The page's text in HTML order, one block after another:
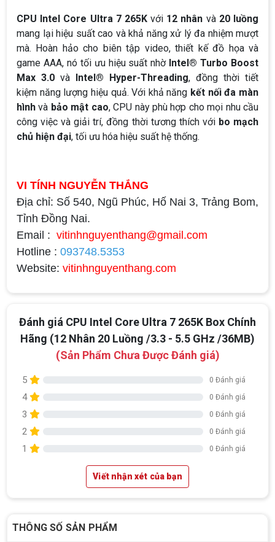
CPU Intel Core Ultra 7 265Kvới 12 nhân và 20 luồng
mang lại hiệu suất cao và khả năng xử lý đa nhiệm mượt
mà. Hoàn hảo cho biên tập video, thiết kế đồ họa và
game AAA, nó tối ưu hiệu suất nhờ Intel® Turbo Boost
Max 3.0 và Intel® Hyper-Threading, đồng thời tiết
kiệm năng lượng hiệu quả. Với khả năng kết nối đa màn
hình và bảo mật cao, CPU này phù hợp cho mọi nhu cầu
công việc và giải trí, đồng thời tương thích với bo mạch
chủ hiện đại, tối ưu hóa hiệu suất hệ thống.
VI TÍNH NGUYỄN THẮNG
Địa chỉ: Số 540, Ngũ Phúc, Hố Nai 3, Trảng Bom,
Tỉnh Đồng Nai.
Email : vitinhnguyenthang@gmail.com
Hotline : 093748.5353
Website: vitinhnguyenthang.com
Đánh giá CPU Intel Core Ultra 7 265K Box Chính
Hãng (12 Nhân 20 Luồng /3.3 - 5.5 GHz /36MB)
(Sản Phẩm Chưa Được Đánh giá)
5 0 Đánh giá
4 0 Đánh giá
3 0 Đánh giá
2 0 Đánh giá
1 0 Đánh giá
Viết nhận xét của bạn
THÔNG SỐ SẢN PHẨM